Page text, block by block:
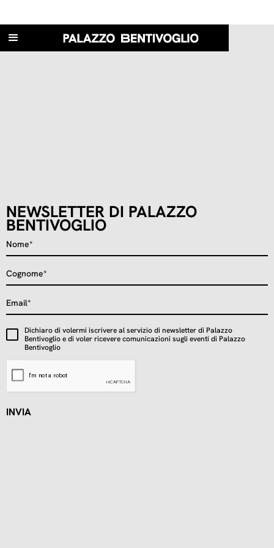
NEWSLETTER DI PALAZZO
BENTIVOGLIO
Dichiaro di volermi iscrivere al servizio di newsletter di Palazzo
Bentivoglio e di voler ricevere comunicazioni sugli eventi di Palazzo
Bentivoglio